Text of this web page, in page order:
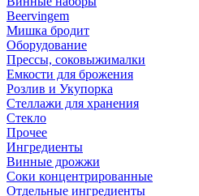
Beervingem
Мишка бродит
Оборудование
Прессы, соковыжималки
Емкости для брожения
Розлив и Укупорка
Стеллажи для хранения
Стекло
Прочее
Ингредиенты
Винные дрожжи
Соки концентрированные
Отдельные ингредиенты